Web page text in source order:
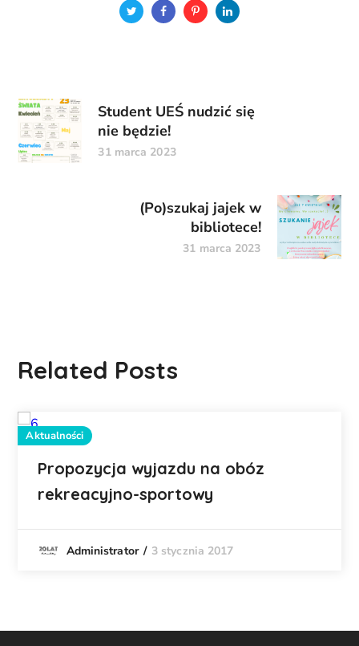
Student UEŚ nudzić się
nie będzie!
31 marca 2023
(Po)szukaj jajek w
bibliotece!
31 marca 2023
Related Posts
Aktualności
Propozycja wyjazdu na obóz
rekreacyjno-sportowy
Administrator 3 stycznia 2017